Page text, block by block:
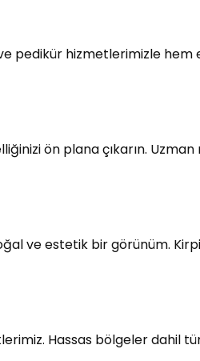
pedikür hizmetlerimizle
ön plana çıkarın.
ve estetik bir görünüm.
Hassas bölgeler dahil